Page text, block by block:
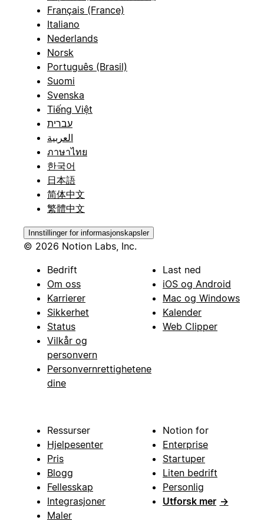
Français (France)
Italiano
Nederlands
Norsk
Português (Brasil)
Suomi
Svenska
Tiếng Việt
עברית
العربية
ภาษาไทย
한국어
日本語
简体中文
繁體中文
Innstillinger for informasjonskapsler
© 2026 Notion Labs, Inc.
Bedrift
Om oss
Karrierer
Sikkerhet
Status
Vilkår og
personvern
Personvernrettighetene
dine
Last ned
iOS og Android
Mac og Windows
Kalender
Web Clipper
Ressurser
Hjelpesenter
Pris
Blogg
Fellesskap
Integrasjoner
Maler
Notion for
Enterprise
Startuper
Liten bedrift
Personlig
Utforsk mer →